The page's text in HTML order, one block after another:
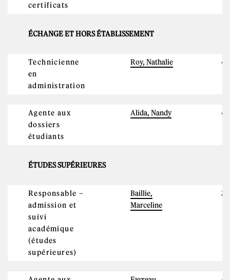
certificats
ÉCHANGE ET HORS ÉTABLISSEMENT
Technicienne
en
administration
Roy, Nathalie
Agente aux
dossiers
étudiants
Alida, Nandy
ÉTUDES SUPÉRIEURES
Responsable –
admission et
suivi
académique
(études
supérieures)
Baillie,
Marceline